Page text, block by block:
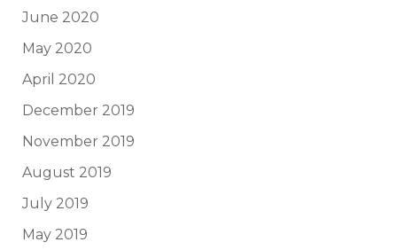
June 2020
May 2020
April 2020
December 2019
November 2019
August 2019
July 2019
May 2019